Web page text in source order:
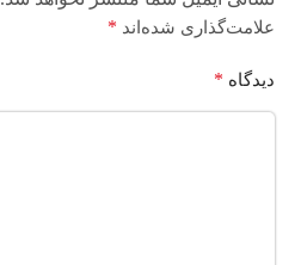
علامت‌گذاری شده‌اند *
دیدگاه *